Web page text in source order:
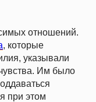
отношений.
, которые
указывали
Им было
при этом